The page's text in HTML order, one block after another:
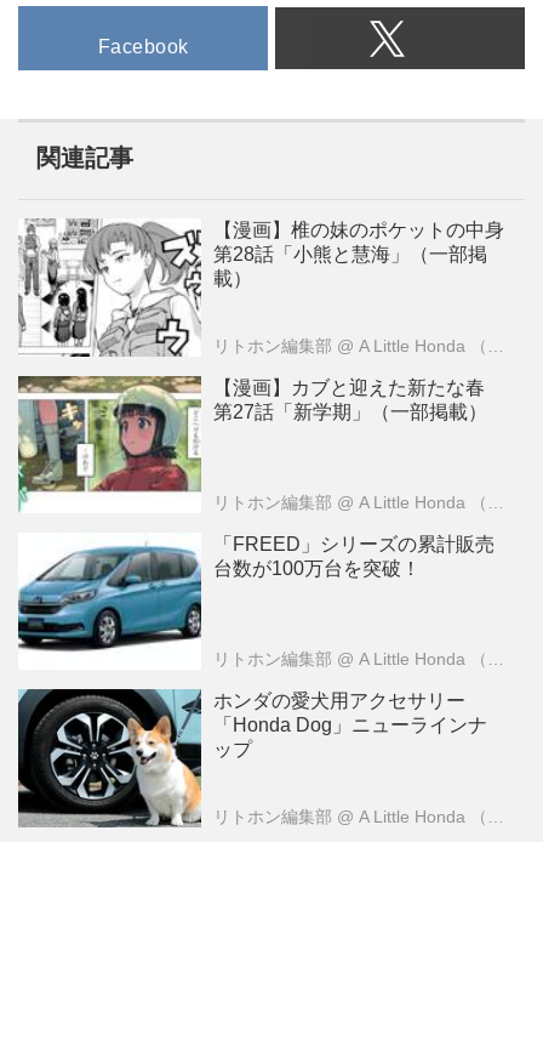
Facebook
関連記事
【漫画】椎の妹のポケットの中身
第28話「小熊と慧海」（一部掲
載）
リトホン編集部 @ A Little Honda （ア・リトル・ホンダ）編集部
【漫画】カブと迎えた新たな春
第27話「新学期」（一部掲載）
リトホン編集部 @ A Little Honda （ア・リトル・ホンダ）編集部
「FREED」シリーズの累計販売
台数が100万台を突破！
リトホン編集部 @ A Little Honda （ア・リトル・ホンダ）編集部
ホンダの愛犬用アクセサリー
「Honda Dog」ニューラインナ
ップ
リトホン編集部 @ A Little Honda （ア・リトル・ホンダ）編集部